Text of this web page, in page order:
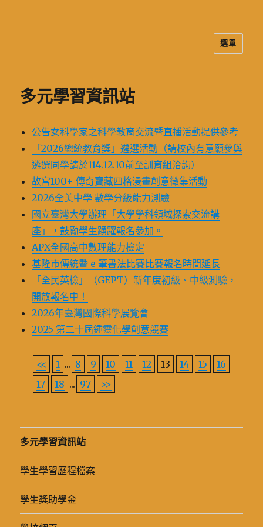
選單
多元學習資訊站
公告女科學家之科學教育交流暨直播活動提供參考
「2026總統教育獎」遴選活動（請校內有意願參與
遴選同學請於114.12.10前至訓育組洽詢）
故宮100+ 傳奇寶藏四格漫畫創意徵集活動
2026全美中學 數學分級能力測驗
國立臺灣大學辦理「大學學科領域探索交流講
座」，鼓勵學生踴躍報名參加。
APX全國高中數理能力檢定
基隆市傳統暨 e 筆書法比賽比賽報名時間延長
「全民英檢」（GEPT）新年度初級、中級測驗，
開放報名中！
2026年臺灣國際科學展覽會
2025 第二十屆鍾靈化學創意競賽
<< 1 ... 8 9 10 11 12 13 14 15
16
17
18 ... 97 >>
多元學習資訊站
學生學習歷程檔案
學生獎助學金